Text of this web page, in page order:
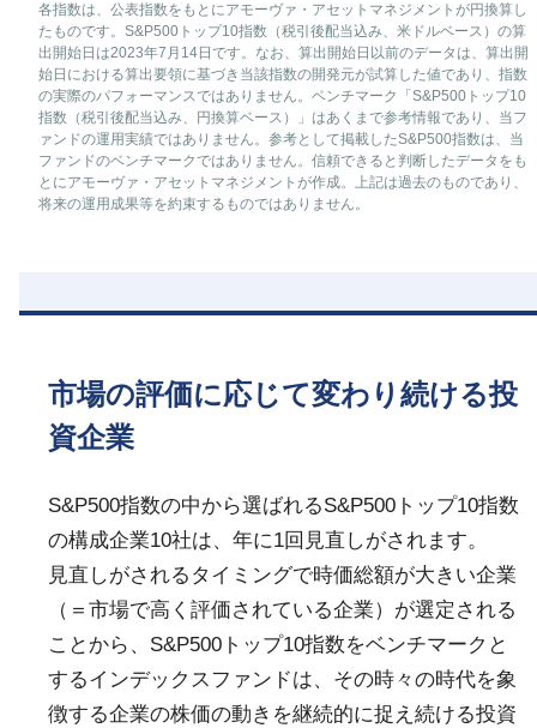
各指数は、公表指数をもとにアモーヴァ・アセットマネジメントが円換算し
たものです。S&P500トップ10指数（税引後配当込み、米ドルベース）の算
出開始日は2023年7月14日です。なお、算出開始日以前のデータは、算出開
始日における算出要領に基づき当該指数の開発元が試算した値であり、指数
の実際のパフォーマンスではありません。ベンチマーク「S&P500トップ10
指数（税引後配当込み、円換算ベース）」はあくまで参考情報であり、当フ
ァンドの運用実績ではありません。参考として掲載したS&P500指数は、当
ファンドのベンチマークではありません。信頼できると判断したデータをも
とにアモーヴァ・アセットマネジメントが作成。上記は過去のものであり、
将来の運用成果等を約束するものではありません。
市場の評価に応じて変わり続ける投
資企業
S&P500指数の中から選ばれるS&P500トップ10指数
の構成企業10社は、年に1回見直しがされます。
見直しがされるタイミングで時価総額が大きい企業
（＝市場で高く評価されている企業）が選定される
ことから、S&P500トップ10指数をベンチマークと
するインデックスファンドは、その時々の時代を象
徴する企業の株価の動きを継続的に捉え続ける投資